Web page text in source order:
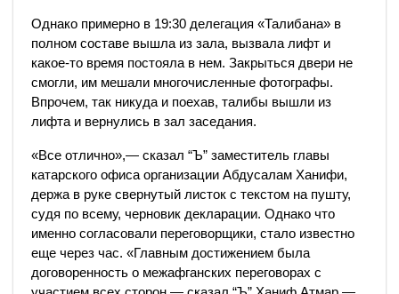
Однако примерно в 19:30 делегация «Талибана» в
полном составе вышла из зала, вызвала лифт и
какое-то время постояла в нем. Закрыться двери не
смогли, им мешали многочисленные фотографы.
Впрочем, так никуда и поехав, талибы вышли из
лифта и вернулись в зал заседания.
«Все отлично»,— сказал “Ъ” заместитель главы
катарского офиса организации Абдусалам Ханифи,
держа в руке свернутый листок с текстом на пушту,
судя по всему, черновик декларации. Однако что
именно согласовали переговорщики, стало известно
еще через час. «Главным достижением была
договоренность о межафганских переговорах с